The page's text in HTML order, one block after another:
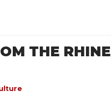
THE RHINE